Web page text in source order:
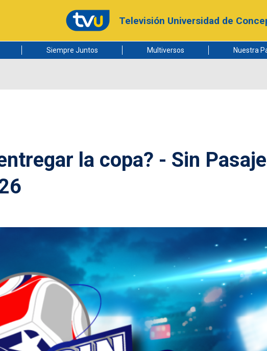
Televisión Universidad de
Siempre Juntos Multiversos Nuestra
la copa? - Sin